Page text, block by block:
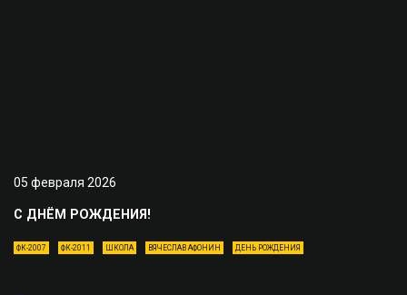
05 февраля 2026
С ДНЁМ РОЖДЕНИЯ!
ФК-2007 ФК-2011 ШКОЛА ВЯЧЕСЛАВ АФОНИН ДЕНЬ РОЖДЕНИЯ